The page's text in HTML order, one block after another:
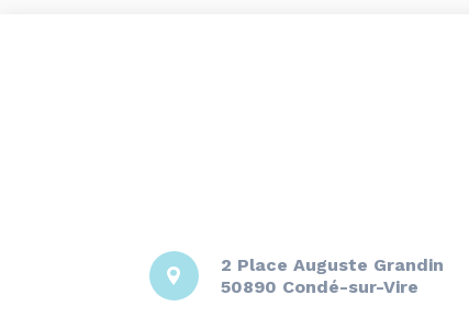
2 Place Auguste Grandin
50890 Condé-sur-Vire